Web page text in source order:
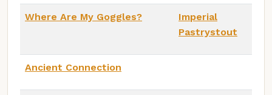
Where Are My Goggles?
Imperial
Pastrystout
Ancient Connection